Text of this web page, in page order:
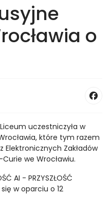
o
uczestniczyła w
które tym razem
Elektronicznych Zakładów
we Wrocławiu.
AI - PRZYSZŁOŚĆ
się w oparciu o 12